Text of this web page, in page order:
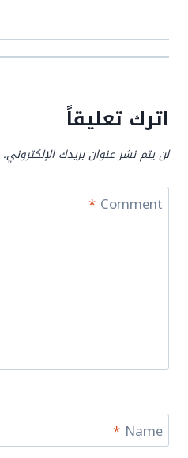
اترك تعليقاً
لن يتم نشر عنوان بريدك الإلكتروني.
Comment
*
Name
*